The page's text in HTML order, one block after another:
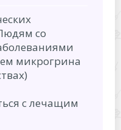
со
микрогрина
с лечащим